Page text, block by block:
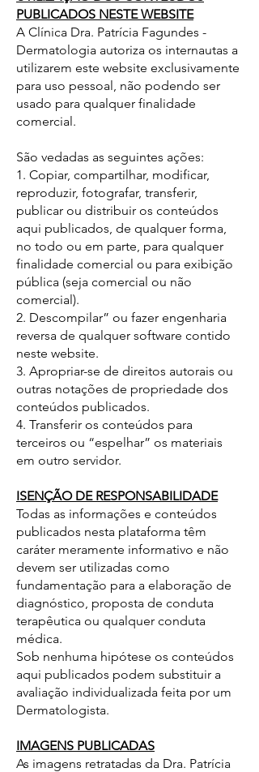
PUBLICADOS NESTE WEBSITE
A Clínica Dra. Patrícia Fagundes -
Dermatologia autoriza os internautas a
utilizarem este website exclusivamente
para uso pessoal, não podendo ser
usado para qualquer finalidade
comercial.
São vedadas as seguintes ações:
1. Copiar, compartilhar, modificar,
reproduzir, fotografar, transferir,
publicar ou distribuir os conteúdos
aqui publicados, de qualquer forma,
no todo ou em parte, para qualquer
finalidade comercial ou para exibição
pública (seja comercial ou não
comercial).
2. Descompilar” ou fazer engenharia
reversa de qualquer software contido
neste website.​
3. Apropriar-se de direitos autorais ou
outras notações de propriedade dos
conteúdos publicados.
4. Transferir os conteúdos para
terceiros ou “espelhar” os materiais
em outro servidor.
ISENÇÃO DE RESPONSABILIDADE
Todas as informações e conteúdos
publicados nesta plataforma têm
caráter meramente informativo e não
devem ser utilizadas como
fundamentação para a elaboração de
diagnóstico, proposta de conduta
terapêutica ou qualquer conduta
médica.
Sob nenhuma hipótese os conteúdos
aqui publicados podem substituir a
avaliação individualizada feita por um
Dermatologista.
IMAGENS PUBLICADAS
As imagens retratadas da Dra. Patrícia